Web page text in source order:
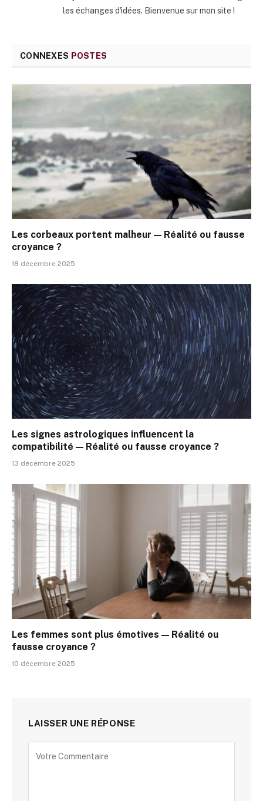
les échanges d'idées. Bienvenue sur mon site !
CONNEXES POSTES
Les corbeaux portent malheur — Réalité ou fausse
croyance ?
18 décembre 2025
Les signes astrologiques influencent la
compatibilité — Réalité ou fausse croyance ?
13 décembre 2025
Les femmes sont plus émotives — Réalité ou
fausse croyance ?
10 décembre 2025
LAISSER UNE RÉPONSE